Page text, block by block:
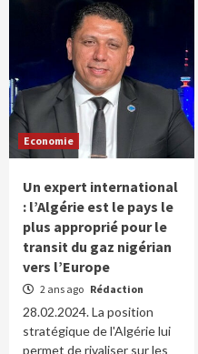
Economie
Un expert international
: l’Algérie est le pays le
plus approprié pour le
transit du gaz nigérian
vers l’Europe
2 ans ago Rédaction
28.02.2024. La position
stratégique de l'Algérie lui
permet de rivaliser sur les